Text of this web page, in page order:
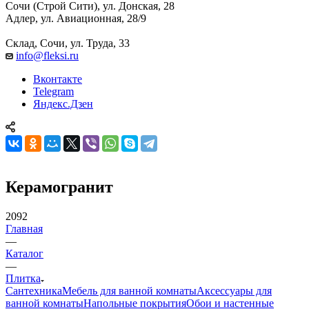
Сочи (Строй Сити), ул. Донская, 28
Адлер, ул. Авиационная, 28/9
Склад, Сочи, ул. Труда, 33
info@fleksi.ru
Вконтакте
Telegram
Яндекс.Дзен
Керамогранит
2092
Главная
—
Каталог
—
Плитка
СантехникаМебель для ванной комнатыАксессуары для
ванной комнатыНапольные покрытияОбои и настенные